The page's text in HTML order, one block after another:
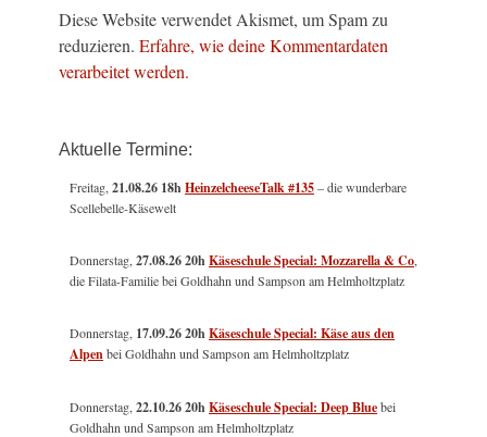
Diese Website verwendet Akismet, um Spam zu
reduzieren. Erfahre, wie deine Kommentardaten
verarbeitet werden.
Aktuelle Termine:
Freitag, 21.08.26 18hHeinzelcheeseTalk #135– die wunderbare
Scellebelle-Käsewelt
Donnerstag, 27.08.26 20hKäseschule Special: Mozzarella & Co
die Filata-Familie bei Goldhahn und Sampson am Helmholtzplatz
Donnerstag, 17.09.26 20hKäseschule Special: Käse aus den
Alpenbei Goldhahn und Sampson am Helmholtzplatz
Donnerstag, 22.10.26 20hKäseschule Special: Deep Bluebei
Goldhahn und Sampson am Helmholtzplatz